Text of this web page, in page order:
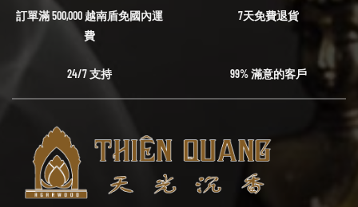
訂單滿 500,000 越南盾免國內運
費
7天免費退貨
24/7 支持 99% 滿意的客戶